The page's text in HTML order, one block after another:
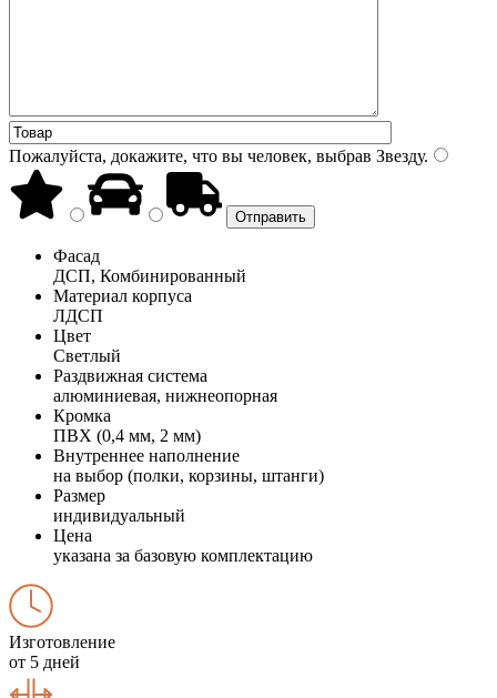
Пожалуйста, докажите, что вы человек, выбрав Звезду.
Фасад
ДСП, Комбинированный
Материал корпуса
ЛДСП
Цвет
Светлый
Раздвижная система
алюминиевая, нижнеопорная
Кромка
ПВХ (0,4 мм, 2 мм)
Внутреннее наполнение
на выбор (полки, корзины, штанги)
Размер
индивидуальный
Цена
указана за базовую комплектацию
Изготовление
от 5 дней